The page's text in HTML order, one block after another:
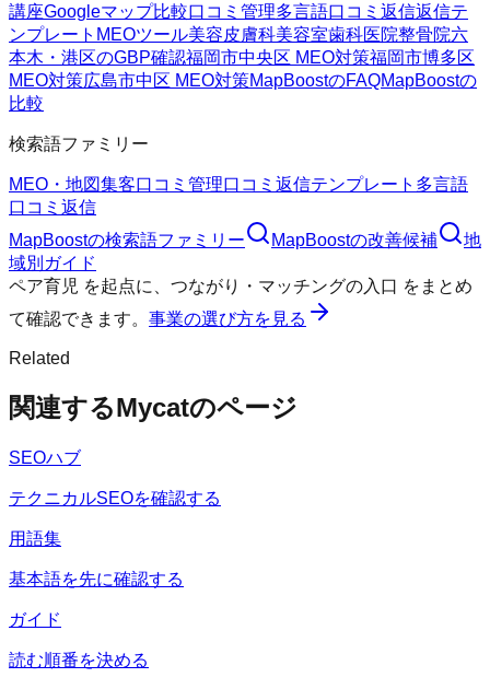
講座Googleマップ比較口コミ管理多言語口コミ返信返信テ
ンプレート MEOツール美容皮膚科美容室歯科医院整骨院六
本木・港区のGBP確認福岡市中央区 MEO対策福岡市博多区
MEO対策広島市中区 MEO対策MapBoostのFAQMapBoostの
比較
検索語ファミリー
MEO・地図集客口コミ管理口コミ返信テンプレート 多言語
口コミ返信
MapBoostの検索語ファミリー MapBoostの改善候補
地
域別ガイド
ペア育児 を起点に、 つながり・マッチングの入口 をまとめ
て確認できます。 事業の選び方を見る
Related
関連するMycatのページ
SEOハブ
テクニカルSEOを確認する
用語集
基本語を先に確認する
ガイド
読む順番を決める